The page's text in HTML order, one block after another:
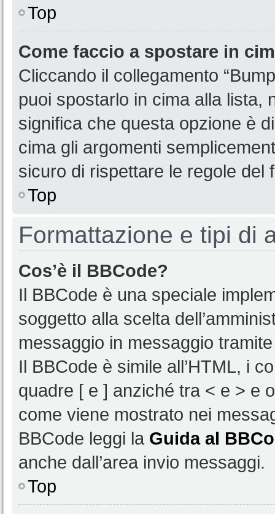
Top
Come faccio a spostare in
Cliccando il collegamento
puoi spostarlo in cima alla lista,
significa che questa opzione è
cima gli argomenti
sicuro di rispettare le regole del
Top
Formattazione e tipi di
Cos’è il BBCode?
Il BBCode è una speciale
soggetto alla scelta
messaggio in messaggio
Il BBCode è simile all’HTML, i
quadre [ e ] anziché tra < e > e
come viene mostrato nei
BBCode leggi la Guida al
anche dall’area invio messaggi.
Top